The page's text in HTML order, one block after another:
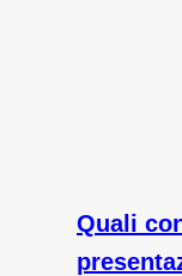
Quali